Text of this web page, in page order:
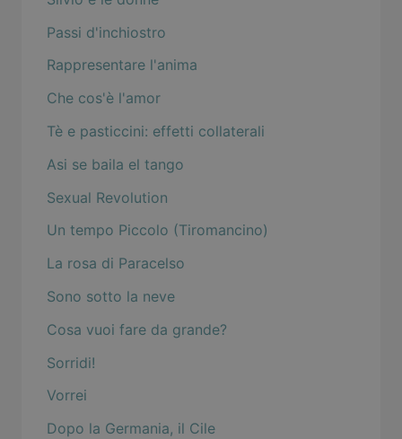
Passi d'inchiostro
Rappresentare l'anima
Che cos'è l'amor
Tè e pasticcini: effetti collaterali
Asi se baila el tango
Sexual Revolution
Un tempo Piccolo (Tiromancino)
La rosa di Paracelso
Sono sotto la neve
Cosa vuoi fare da grande?
Sorridi!
Vorrei
Dopo la Germania, il Cile